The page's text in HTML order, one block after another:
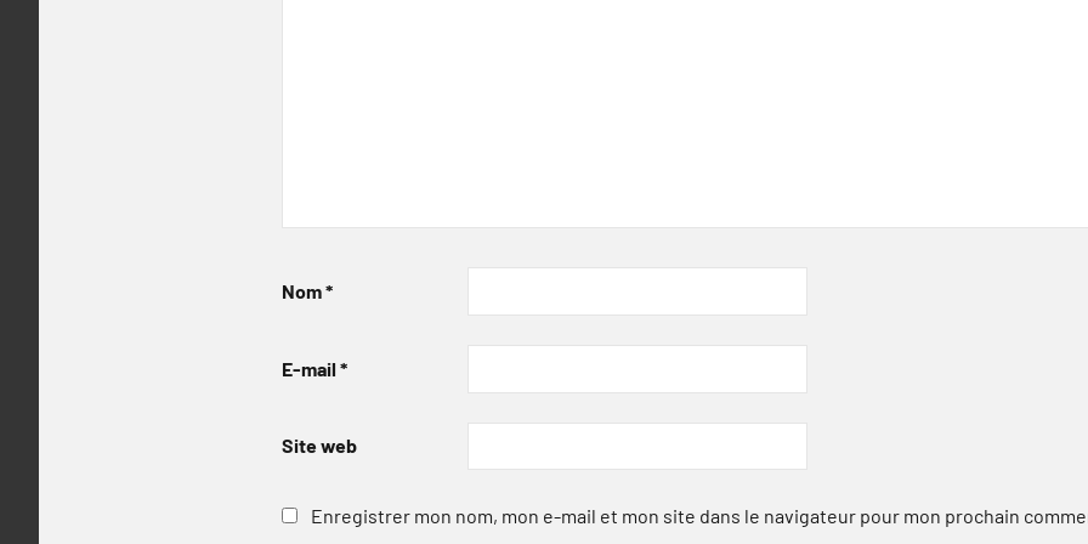
Nom*
E-mail *
Site web
Enregistrer mon nom, mon e-mail et mon site dans le navigateur pour mon prochain